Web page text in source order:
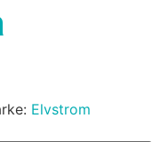
Elvstrom